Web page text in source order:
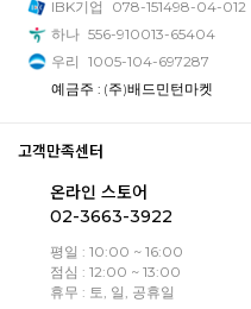
IBK기업
078-151498-04-012
하나 556-910013-65404
우리 1005-104-697287
예금주 : (주)배드민턴마켓
고객만족센터
온라인 스토어
02-3663-3922
평일 : 10:00 ~ 16:00
점심 : 12:00 ~ 13:00
휴무 : 토, 일, 공휴일